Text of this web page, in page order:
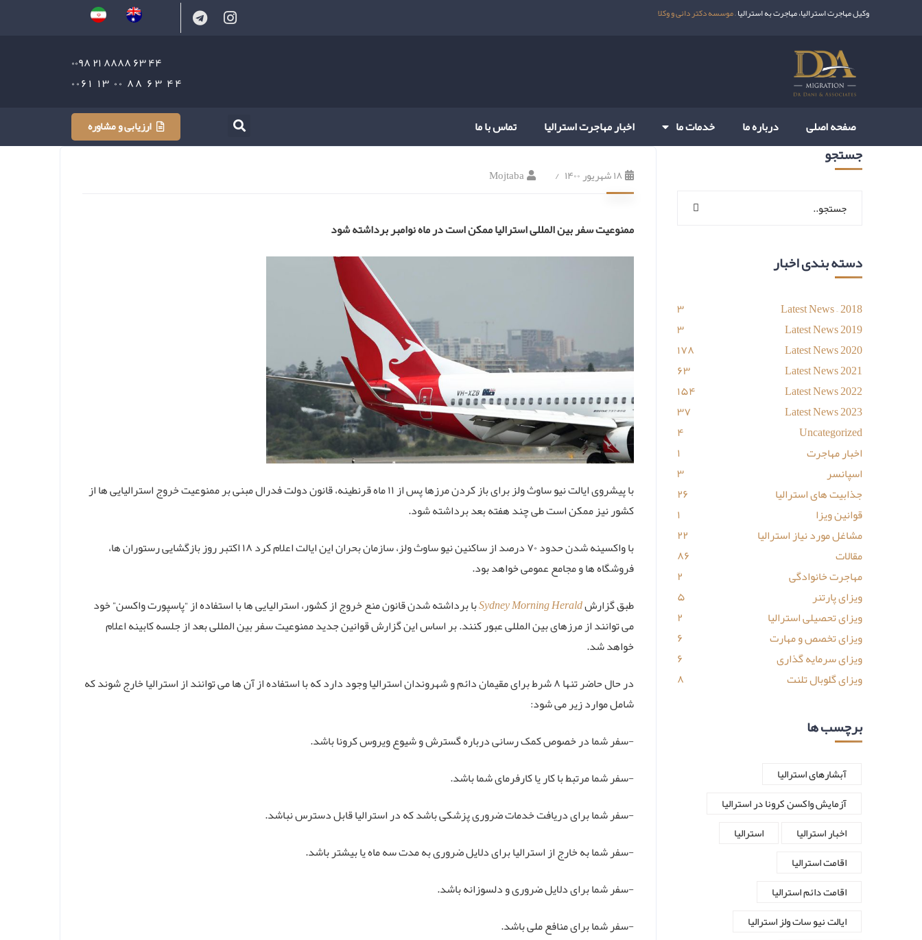
وکیل مهاجرت استرالیا، مهاجرت به استرالیا –موسسه دکتر دانی و وکلا
۴۴ ۶۳ ۸۸۸۸ ۲۱ ۰۰۹۸
۴۴ ۶۳ ۸۸ ۰۰ ۱۳ ۰۰۶۱
صفحه اصلی
درباره ما خدمات ما اخبار مهاجرت استرالیا تماس با ما ارزیابی و مشاوره
۱۸ شهریور ۱۴۰۰ Mojtaba
ممنوعیت سفر بین المللی استرالیا ممکن است در ماه نوامبر برداشته شود
با پیشروی ایالت نیو ساوث ولز برای باز کردن مرزها پس از ۱۱ ماه قرنطینه، قانون دولت فدرال مبنی بر ممنوعیت خروج استرالیایی ها از
کشور نیز ممکن است طی چند هفته بعد برداشته شود.
با واکسینه شدن حدود ۷۰ درصد از ساکنین نیو ساوث ولز، سازمان بحران این ایالت اعلام کرد ۱۸ اکتبر روز بازگشایی رستوران ها،
فروشگاه ها و مجامع عمومی خواهد بود.
طبق گزارشSydney Morning Heraldبا برداشته شدن قانون منع خروج از کشور، استرالیایی ها با استفاده از “پاسپورت واکسن” خود
می توانند از مرزهای بین المللی عبور کنند. بر اساس این گزارش قوانین جدید ممنوعیت سفر بین المللی بعد از جلسه کابینه اعلام
خواهد شد.
در حال حاضر تنها ۸ شرط برای مقیمان دائم و شهروندان استرالیا وجود دارد که با استفاده از آن ها می توانند از استرالیا خارج شوند که
شامل موارد زیر می شود:
-سفر شما در خصوص کمک رسانی درباره گسترش و شیوع ویروس کرونا باشد.
-سفر شما مرتبط با کار یا کارفرمای شما باشد.
-سفر شما برای دریافت خدمات ضروری پزشکی باشد که در استرالیا قابل دسترس نباشد.
-سفر شما به خارج از استرالیا برای دلایل ضروری به مدت سه ماه یا بیشتر باشد.
-سفر شما برای دلایل ضروری و دلسوزانه باشد.
-سفر شما برای منافع ملی باشد.
جستجو
دسته بندی اخبار
Latest News – 2018
۳
Latest News 2019
۳
Latest News 2020
۱۷۸
Latest News 2021
۶۳
Latest News 2022
۱۵۴
Latest News 2023
۳۷
Uncategorized
۴
اخبار مهاجرت
۱
اسپانسر
۳
جذابیت های استرالیا
۲۶
قوانین ویزا
۱
مشاغل مورد نیاز استرالیا
۲۲
مقالات
۸۶
مهاجرت خانوادگی
۲
ویزای پارتنر
۵
ویزای تحصیلی استرالیا
۲
ویزای تخصص و مهارت
۶
ویزای سرمایه گذاری
۶
ویزای گلوبال تلنت
۸
برچسب ها
آبشارهای استرالیا
آزمایش واکسن کرونا در استرالیا
اخبار استرالیا
استرالیا
اقامت استرالیا
اقامت دائم استرالیا
ایالت نیو سات ولز استرالیا